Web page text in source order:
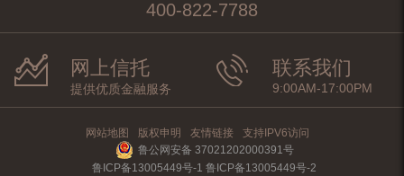
400-822-7788
网上信托
提供优质金融服务
联系我们
9:00AM-17:00PM
网站地图 版权申明 友情链接
支持IPV6访问
鲁公网安备 37021202000391号
鲁ICP备13005449号-1 鲁ICP备13005449号-2